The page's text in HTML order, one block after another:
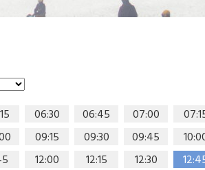
06:30 06:45 07:00
09:15 09:30 09:45
12:00 12:15 12:30